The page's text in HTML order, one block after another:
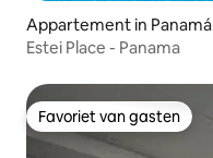
Appartement in Panamá
Estei Place - Panama
Favoriet van gasten
Favoriet van gasten